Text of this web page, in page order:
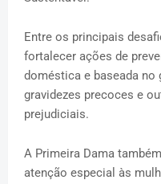
Entre os principais
fortalecer ações de
doméstica e baseada no
gravidezes precoces e
prejudiciais.
A Primeira Dama
atenção especial às